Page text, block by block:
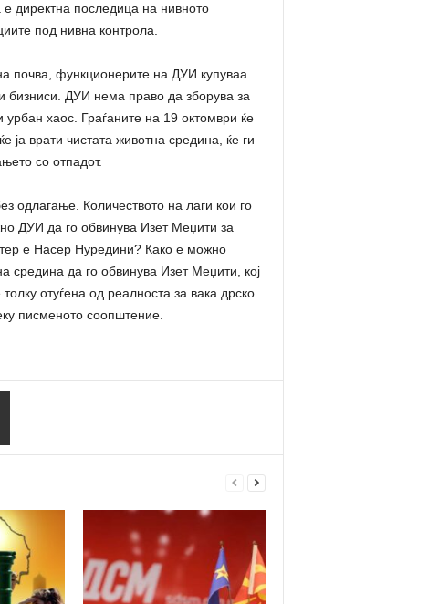
директна последица на нивното
под нивна контрола.
почва, функционерите на ДУИ купуваа
бизниси. ДУИ нема право да зборува за
урбан хаос. Граѓаните на 19 октомври ќе
ја врати чистата животна средина, ќе ги
со отпадот.
одлагање. Количеството на лаги кои го
ДУИ да го обвинува Изет Меџити за
е Насер Нуредини? Како е можно
средина да го обвинува Изет Меџити, кој
отуѓена од реалноста за вака дрско
писменото соопштение.